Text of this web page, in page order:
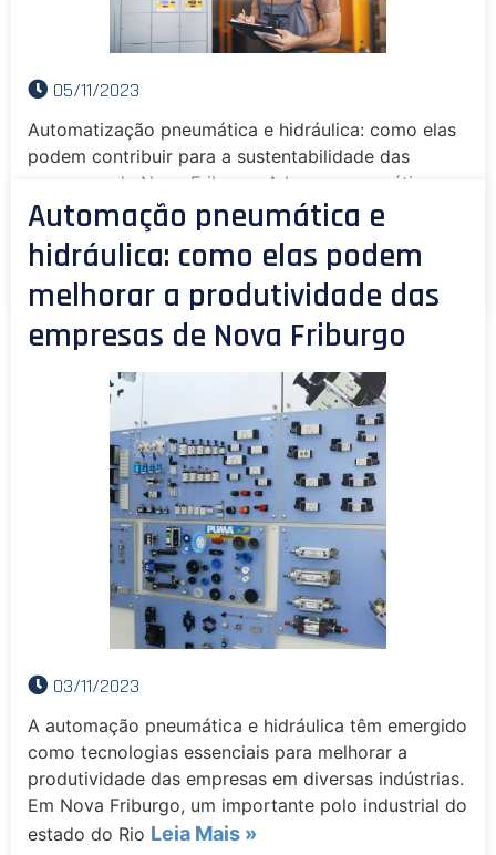
05/11/2023
Automatização pneumática e hidráulica: como elas
podem contribuir para a sustentabilidade das
empresas de Nova Friburgo A busca por práticas
sustentáveis tem se tornado cada vez mais
presente nas empresas
Leia Mais »
Automação pneumática e
hidráulica: como elas podem
melhorar a produtividade das
empresas de Nova Friburgo
03/11/2023
A automação pneumática e hidráulica têm emergido
como tecnologias essenciais para melhorar a
produtividade das empresas em diversas indústrias.
Em Nova Friburgo, um importante polo industrial do
estado do Rio Leia Mais »